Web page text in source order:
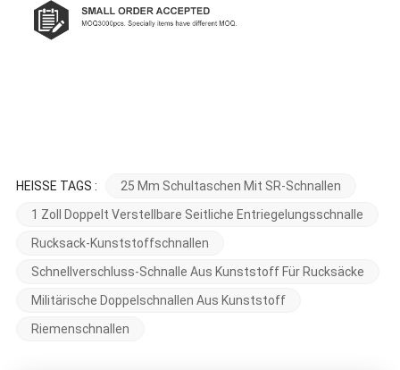
HEISSE TAGS :
25 Mm Schultaschen Mit SR-Schnallen
1 Zoll Doppelt Verstellbare Seitliche Entriegelungsschnalle
Rucksack-Kunststoffschnallen
Schnellverschluss-Schnalle Aus Kunststoff Für Rucksäcke
Militärische Doppelschnallen Aus Kunststoff
Riemenschnallen